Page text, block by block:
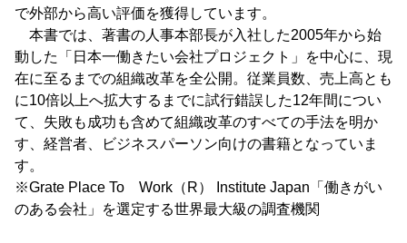
で外部から高い評価を獲得しています。
本書では、著書の人事本部長が入社した2005年から始
動した「日本一働きたい会社プロジェクト」を中心に、現
在に至るまでの組織改革を全公開。従業員数、売上高とも
に10倍以上へ拡大するまでに試行錯誤した12年間につい
て、失敗も成功も含めて組織改革のすべての手法を明か
す、経営者、ビジネスパーソン向けの書籍となっていま
す。
※Grate Place To Work（R） Institute Japan「働きがい
のある会社」を選定する世界最大級の調査機関